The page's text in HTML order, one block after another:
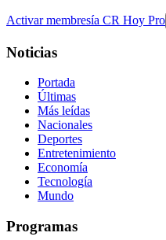
Activar membresía CR Hoy Pro
Noticias
Portada
Últimas
Más leídas
Nacionales
Deportes
Entretenimiento
Economía
Tecnología
Mundo
Programas